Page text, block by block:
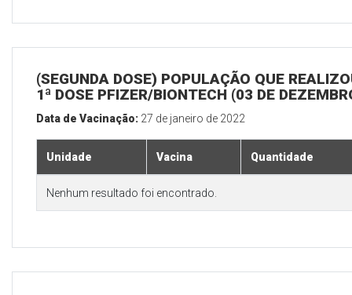
(SEGUNDA DOSE) POPULAÇÃO QUE
1ª DOSE PFIZER/BIONTECH (03 DE
Data de Vacinação: 27 de janeiro de 2022
Unidade Vacina Quantidade
Nenhum resultado foi encontrado.